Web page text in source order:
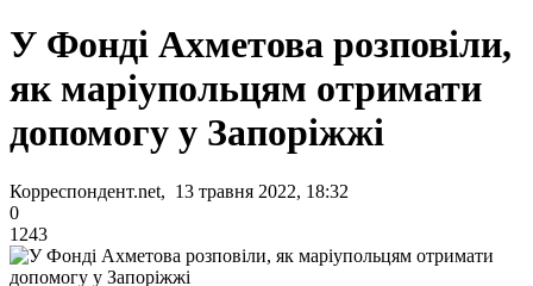
У Фонді Ахметова розповіли,
як маріупольцям отримати
допомогу у Запоріжжі
Корреспондент.net, 13 травня 2022, 18:32
0
1243